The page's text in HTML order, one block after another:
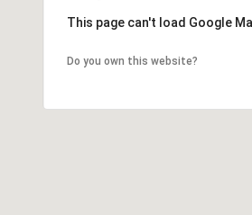
This page can't load Google
Do you own this website?